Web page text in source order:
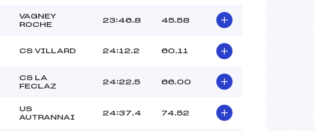
VAGNEY
ROCHE
23:46.8 45.58
CS VILLARD 24:12.2 60.11
CS LA
FECLAZ
24:22.5 66.00
US
AUTRANNAI
24:37.4 74.52